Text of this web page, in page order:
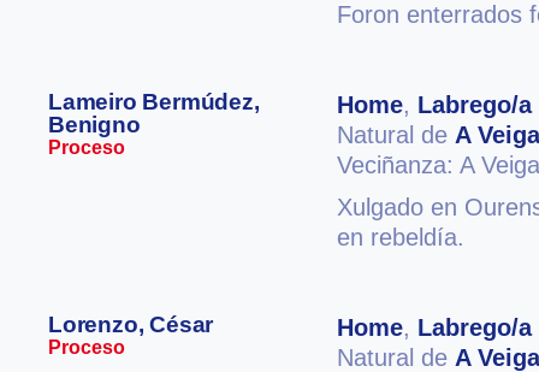
Foron enterrados
Lameiro Bermúdez,
Benigno
Proceso
Home, Labrego/a
Natural de A Veiga
Veciñanza: A
Xulgado en
en rebeldía.
Lorenzo, César
Proceso
Home, Labrego/a
Natural de A Veiga